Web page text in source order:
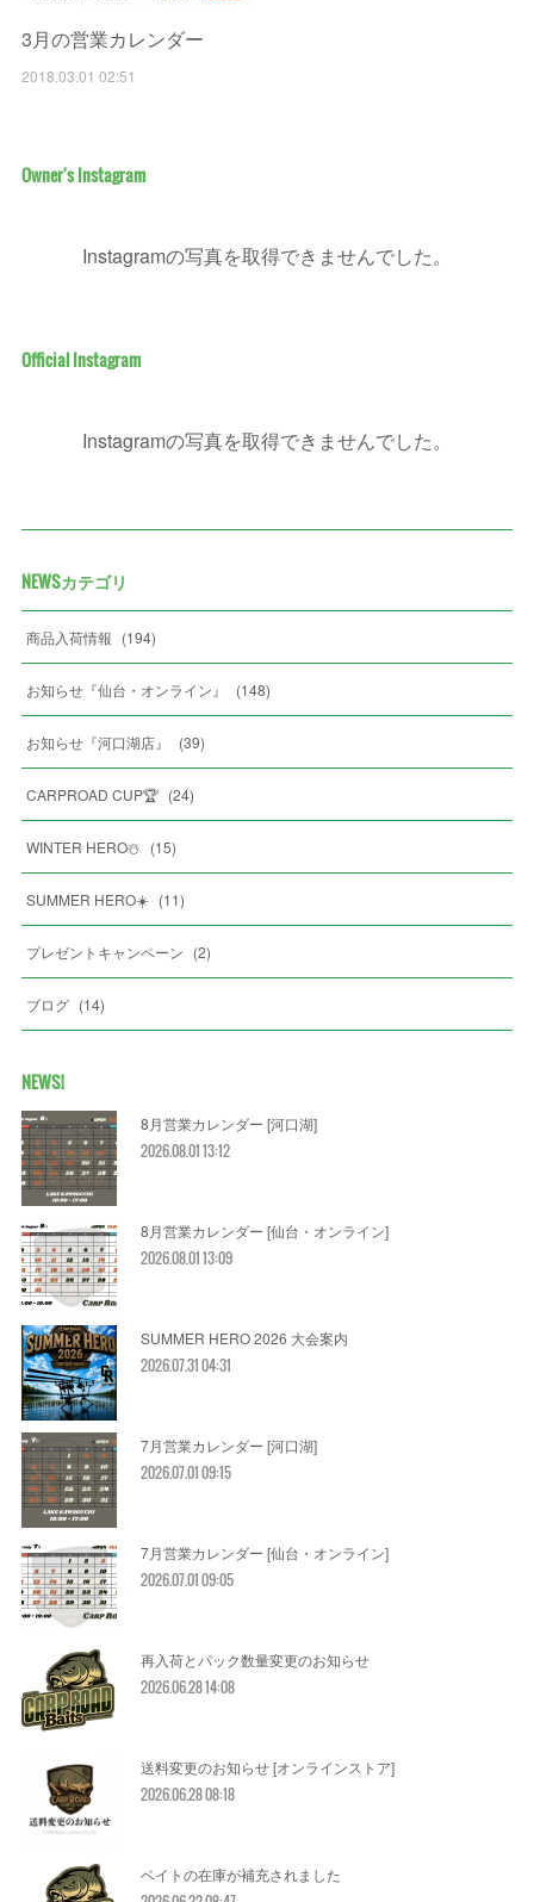
3月の営業カレンダー
2018.03.01 02:51
Owner's Instagram
Instagramの写真を取得できませんでした。
Official Instagram
Instagramの写真を取得できませんでした。
NEWSカテゴリ
商品入荷情報 (194)
お知らせ『仙台・オンライン』 (148)
お知らせ『河口湖店』 (39)
CARPROAD CUP🏆 (24)
WINTER HERO☃️ (15)
SUMMER HERO☀️ (11)
プレゼントキャンペーン (2)
ブログ (14)
NEWS!
8月営業カレンダー [河口湖]
2026.08.01 13:12
8月営業カレンダー [仙台・オンライン]
2026.08.01 13:09
SUMMER HERO 2026 大会案内
2026.07.31 04:31
7月営業カレンダー [河口湖]
2026.07.01 09:15
7月営業カレンダー [仙台・オンライン]
2026.07.01 09:05
再入荷とパック数量変更のお知らせ
2026.06.28 14:08
送料変更のお知らせ [オンラインストア]
2026.06.28 08:18
ベイトの在庫が補充されました